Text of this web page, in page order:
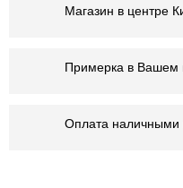
Магазин в центре
Примерка в Вашем
Оплата наличными